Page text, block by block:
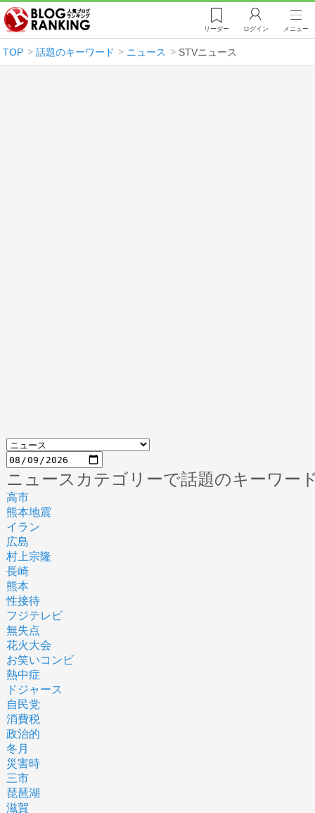
リーダー ログイン メニュー
TOP 話題のキーワード ニュース STVニュース
ニュースカテゴリーで話題のキーワー
高市
熊本地震
イラン
広島
村上宗隆
長崎
熊本
性接待
フジテレビ
無失点
花火大会
お笑いコンビ
熱中症
ドジャース
自民党
消費税
政治的
冬月
災害時
三市
琵琶湖
滋賀